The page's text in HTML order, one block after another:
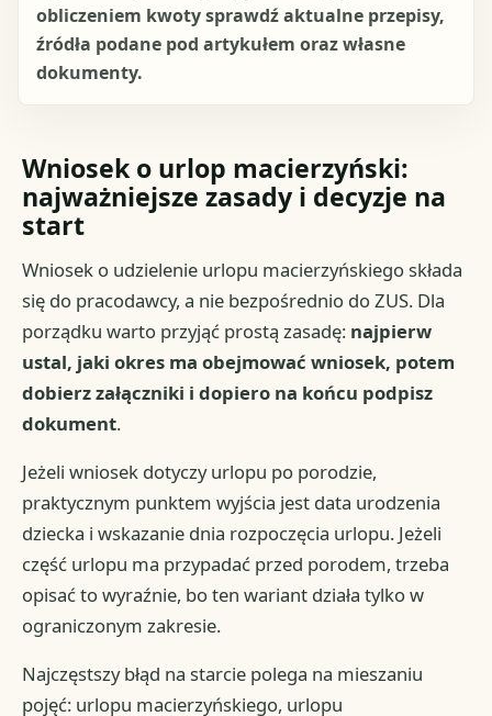
obliczeniem kwoty sprawdź aktualne przepisy,
źródła podane pod artykułem oraz własne
dokumenty.
Wniosek o urlop macierzyński:
najważniejsze zasady i decyzje na
start
Wniosek o udzielenie urlopu macierzyńskiego składa
się do pracodawcy, a nie bezpośrednio do ZUS. Dla
porządku warto przyjąć prostą zasadę: najpierw
ustal, jaki okres ma obejmować wniosek, potem
dobierz załączniki i dopiero na końcu podpisz
dokument.
Jeżeli wniosek dotyczy urlopu po porodzie,
praktycznym punktem wyjścia jest data urodzenia
dziecka i wskazanie dnia rozpoczęcia urlopu. Jeżeli
część urlopu ma przypadać przed porodem, trzeba
opisać to wyraźnie, bo ten wariant działa tylko w
ograniczonym zakresie.
Najczęstszy błąd na starcie polega na mieszaniu
pojęć: urlopu macierzyńskiego, urlopu